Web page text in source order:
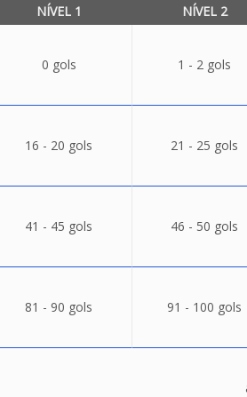
NÍVEL 1 NÍVEL 2
0 gols 1 - 2 gols
16 - 20 gols 21 - 25 gols
41 - 45 gols 46 - 50 gols
81 - 90 gols 91 - 100 gols